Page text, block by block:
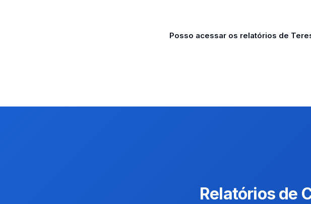
Posso acessar os relatórios de
Relatórios de